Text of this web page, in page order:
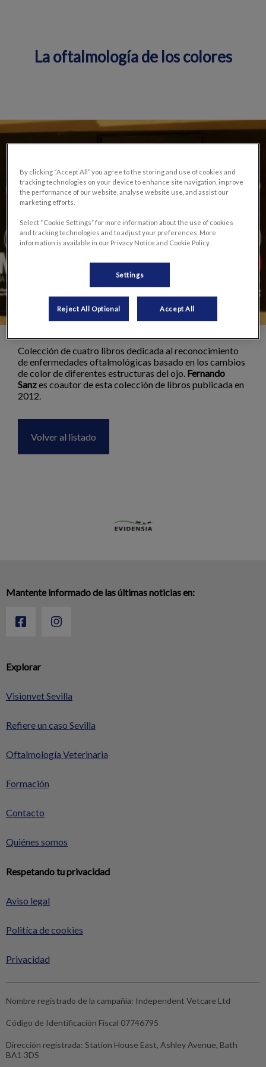
La oftalmología de los colores
Colección de cuatro libros dedicada al reconocimiento
de enfermedades oftalmológicas basado en los cambios
de color de diferentes estructuras del ojo. Fernando
Sanzes coautor de esta colección de libros publicada en
2012.
Volver al listado
Explorar
Visionvet Sevilla
Refiere un caso Sevilla
Oftalmología Veterinaria
Formación
Contacto
Quiénes somos
Respetando tu privacidad
Aviso legal
Politíca de cookies
Privacidad
Mantente informado de las últimas noticias en:
Nombre registrado de la campañia: Independent Vetcare Ltd
Código de Identificación Fiscal 07746795
Dirección registrada: Station House East, Ashley Avenue, Bath
BA1 3DS
By clicking “Accept All” you agree to the storing and use of cookies and
tracking technologies on your device to enhance site navigation, improve
the performance of our website, analyse website use, and assist our
marketing efforts.
Select “Cookie Settings” for more information about the use of cookies
and tracking technologies and to adjust your preferences. More
information is available in our Privacy Notice and Cookie Policy.
Settings
Reject All Optional Accept All